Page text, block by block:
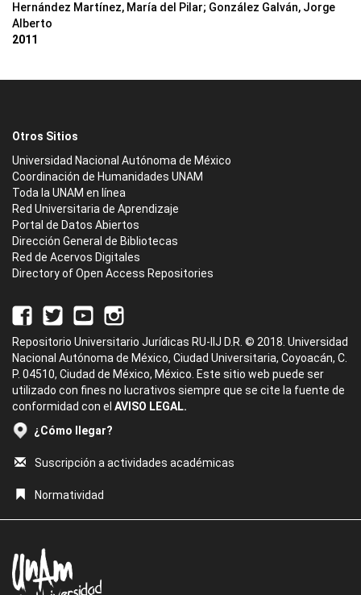
Hernández Martínez, María del Pilar; González Galván, Jorge
Alberto
2011
Otros Sitios
Universidad Nacional Autónoma de México
Coordinación de Humanidades UNAM
Toda la UNAM en línea
Red Universitaria de Aprendizaje
Portal de Datos Abiertos
Dirección General de Bibliotecas
Red de Acervos Digitales
Directory of Open Access Repositories
Repositorio Universitario Jurídicas RU-IIJ D.R. © 2018. Universidad
Nacional Autónoma de México, Ciudad Universitaria, Coyoacán, C.
P. 04510, Ciudad de México, México. Este sitio web puede ser
utilizado con fines no lucrativos siempre que se cite la fuente de
conformidad con el AVISO LEGAL.
¿Cómo llegar?
Suscripción a actividades académicas
Normatividad